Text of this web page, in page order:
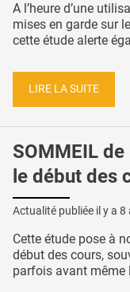
A l’heure d’une
mises en garde sur
cette étude alerte
LIRE LA SUITE
SOMMEIL
le début des
Actualité publiée il y a 8
Cette étude pose à
début des cours,
parfois avant même